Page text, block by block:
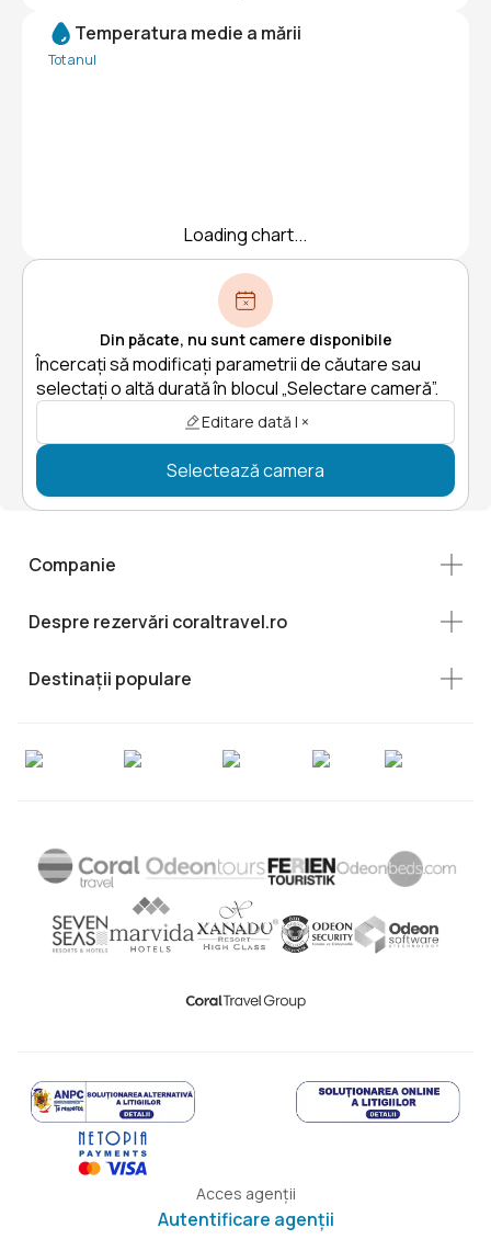
Temperatura medie a mării
Tot anul
Loading chart...
Din păcate, nu sunt camere disponibile
Încercați să modificați parametrii de căutare sau
selectați o altă durată în blocul „Selectare cameră”.
Editare dată | ×
Selectează camera
Companie
Despre rezervări coraltravel.ro
Destinații populare
Acces agenții
Autentificare agenții